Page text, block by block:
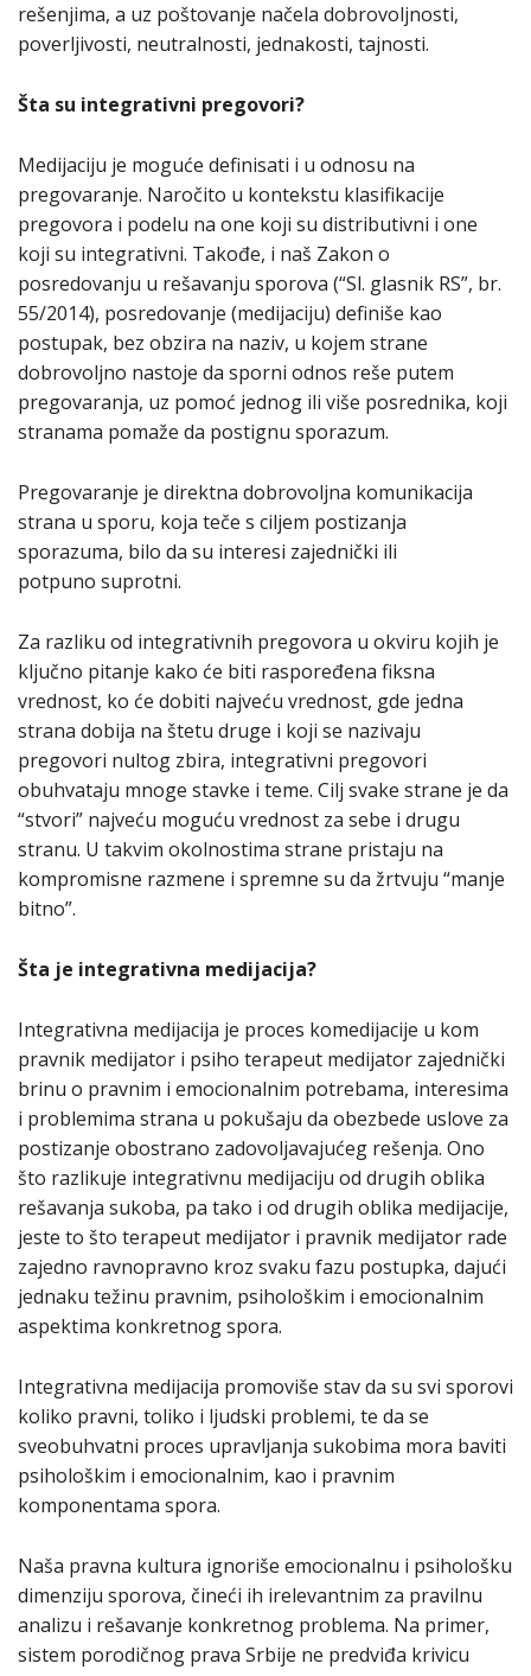
rešenjima, a uz poštovanje načela dobrovoljnosti,
poverljivosti, neutralnosti, jednakosti, tajnosti.
Šta su integrativni pregovori?
Medijaciju je moguće definisati i u odnosu na
pregovaranje. Naročito u kontekstu klasifikacije
pregovora i podelu na one koji su distributivni i one
koji su integrativni. Takođe, i naš Zakon o
posredovanju u rešavanju sporova (“Sl. glasnik RS”, br.
55/2014), posredovanje (medijaciju) definiše kao
postupak, bez obzira na naziv, u kojem strane
dobrovoljno nastoje da sporni odnos reše putem
pregovaranja, uz pomoć jednog ili više posrednika, koji
stranama pomaže da postignu sporazum.
Pregovaranje je direktna dobrovoljna komunikacija
strana u sporu, koja teče s ciljem postizanja
sporazuma, bilo da su interesi zajednički ili
potpuno suprotni.
Za razliku od integrativnih pregovora u okviru kojih je
ključno pitanje kako će biti raspoređena fiksna
vrednost, ko će dobiti najveću vrednost, gde jedna
strana dobija na štetu druge i koji se nazivaju
pregovori nultog zbira, integrativni pregovori
obuhvataju mnoge stavke i teme. Cilj svake strane je da
“stvori” najveću moguću vrednost za sebe i drugu
stranu. U takvim okolnostima strane pristaju na
kompromisne razmene i spremne su da žrtvuju “manje
bitno”.
Šta je integrativna medijacija?
Integrativna medijacija je proces komedijacije u kom
pravnik medijator i psiho terapeut medijator zajednički
brinu o pravnim i emocionalnim potrebama, interesima
i problemima strana u pokušaju da obezbede uslove za
postizanje obostrano zadovoljavajućeg rešenja. Ono
što razlikuje integrativnu medijaciju od drugih oblika
rešavanja sukoba, pa tako i od drugih oblika medijacije,
jeste to što terapeut medijator i pravnik medijator rade
zajedno ravnopravno kroz svaku fazu postupka, dajući
jednaku težinu pravnim, psihološkim i emocionalnim
aspektima konkretnog spora.
Integrativna medijacija promoviše stav da su svi sporovi
koliko pravni, toliko i ljudski problemi, te da se
sveobuhvatni proces upravljanja sukobima mora baviti
psihološkim i emocionalnim, kao i pravnim
komponentama spora.
Naša pravna kultura ignoriše emocionalnu i psihološku
dimenziju sporova, čineći ih irelevantnim za pravilnu
analizu i rešavanje konkretnog problema. Na primer,
sistem porodičnog prava Srbije ne predviđa krivicu